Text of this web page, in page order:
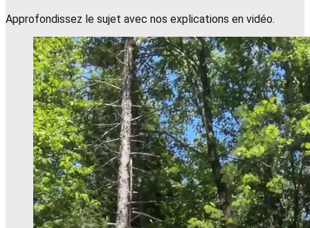
Approfondissez le sujet avec nos explications en vidéo.